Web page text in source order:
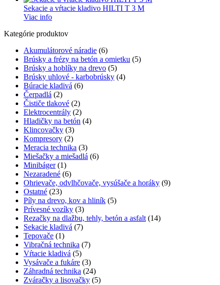
Sekacie a vŕtacie kladivo HILTI T 3 M
Viac info
Kategórie produktov
Akumulátorové náradie (6)
Brúsky a frézy na betón a omietku (5)
Brúsky a hoblíky na drevo (5)
Brúsky uhlové - karbobrúsky (4)
Búracie kladivá (6)
Čerpadlá (2)
Čističe tlakové (2)
Elektrocentrály (2)
Hladičky na betón (4)
Klincovačky (3)
Kompresory (2)
Meracia technika (3)
Miešačky a miešadlá (6)
Minibáger (1)
Nezaradené (6)
Ohrievače, odvlhčovače, vysúšače a horáky (9)
Ostatné (23)
Píly na drevo, kov a hliník (5)
Prívesné vozíky (3)
Rezačky na dlažbu, tehly, betón a asfalt (14)
Sekacie kladivá (7)
Tepovače (1)
Vibračná technika (7)
Vŕtacie kladivá (5)
Vysávače a fukáre (3)
Záhradná technika (24)
Zváračky a lisovačky (5)